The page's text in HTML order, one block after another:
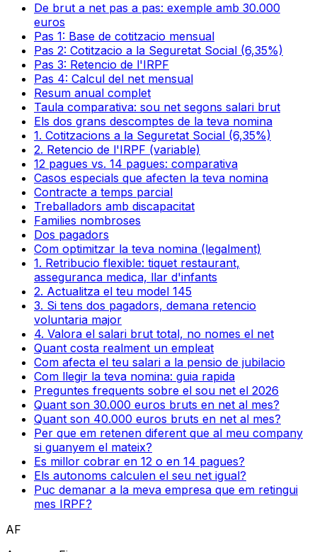
De brut a net pas a pas: exemple amb 30.000
euros
Pas 1: Base de cotitzacio mensual
Pas 2: Cotitzacio a la Seguretat Social (6,35%)
Pas 3: Retencio de l'IRPF
Pas 4: Calcul del net mensual
Resum anual complet
Taula comparativa: sou net segons salari brut
Els dos grans descomptes de la teva nomina
1. Cotitzacions a la Seguretat Social (6,35%)
2. Retencio de l'IRPF (variable)
12 pagues vs. 14 pagues: comparativa
Casos especials que afecten la teva nomina
Contracte a temps parcial
Treballadors amb discapacitat
Families nombroses
Dos pagadors
Com optimitzar la teva nomina (legalment)
1. Retribucio flexible: tiquet restaurant,
asseguranca medica, llar d'infants
2. Actualitza el teu model 145
3. Si tens dos pagadors, demana retencio
voluntaria major
4. Valora el salari brut total, no nomes el net
Quant costa realment un empleat
Com afecta el teu salari a la pensio de jubilacio
Com llegir la teva nomina: guia rapida
Preguntes frequents sobre el sou net el 2026
Quant son 30.000 euros bruts en net al mes?
Quant son 40.000 euros bruts en net al mes?
Per que em retenen diferent que al meu company
si guanyem el mateix?
Es millor cobrar en 12 o en 14 pagues?
Els autonoms calculen el seu net igual?
Puc demanar a la meva empresa que em retingui
mes IRPF?
AF